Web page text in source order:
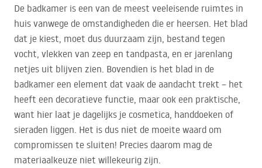
De badkamer is een van de meest veeleisende ruimtes in
huis vanwege de omstandigheden die er heersen. Het blad
dat je kiest, moet dus duurzaam zijn, bestand tegen
vocht, vlekken van zeep en tandpasta, en er jarenlang
netjes uit blijven zien. Bovendien is het blad in de
badkamer een element dat vaak de aandacht trekt – het
heeft een decoratieve functie, maar ook een praktische,
want hier laat je dagelijks je cosmetica, handdoeken of
sieraden liggen. Het is dus niet de moeite waard om
compromissen te sluiten! Precies daarom mag de
materiaalkeuze niet willekeurig zijn.